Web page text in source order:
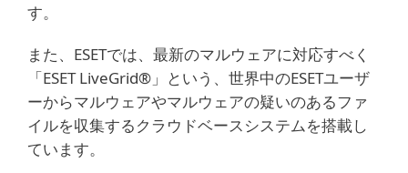
す。
また、ESETでは、最新のマルウェアに対応すべく
「ESET LiveGrid®」という、世界中のESETユーザ
ーからマルウェアやマルウェアの疑いのあるファ
イルを収集するクラウドベースシステムを搭載し
ています。